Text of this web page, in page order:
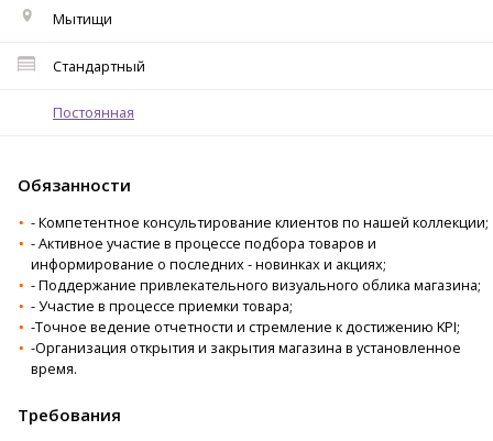
Мытищи
Стандартный
Постоянная
Обязанности
- Компетентное консультирование клиентов по нашей коллекции;
- Активное участие в процессе подбора товаров и
информирование о последних - новинках и акциях;
- Поддержание привлекательного визуального облика магазина;
- Участие в процессе приемки товара;
-Точное ведение отчетности и стремление к достижению KPI;
-Организация открытия и закрытия магазина в установленное
время.
Требования